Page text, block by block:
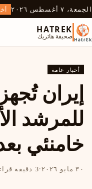
الجمعة، ٧ أغسطس ٢٠٢٦
HATREK
صحيفة هاتريك
أخبار عامة
إيران
للمرشد
خامنئي
٣٠ مايو ٢٠٢٦ ·3 دقيقة قراءة